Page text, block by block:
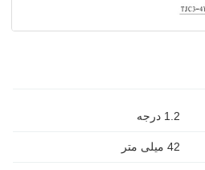
1.2 درجه
42 میلی متر